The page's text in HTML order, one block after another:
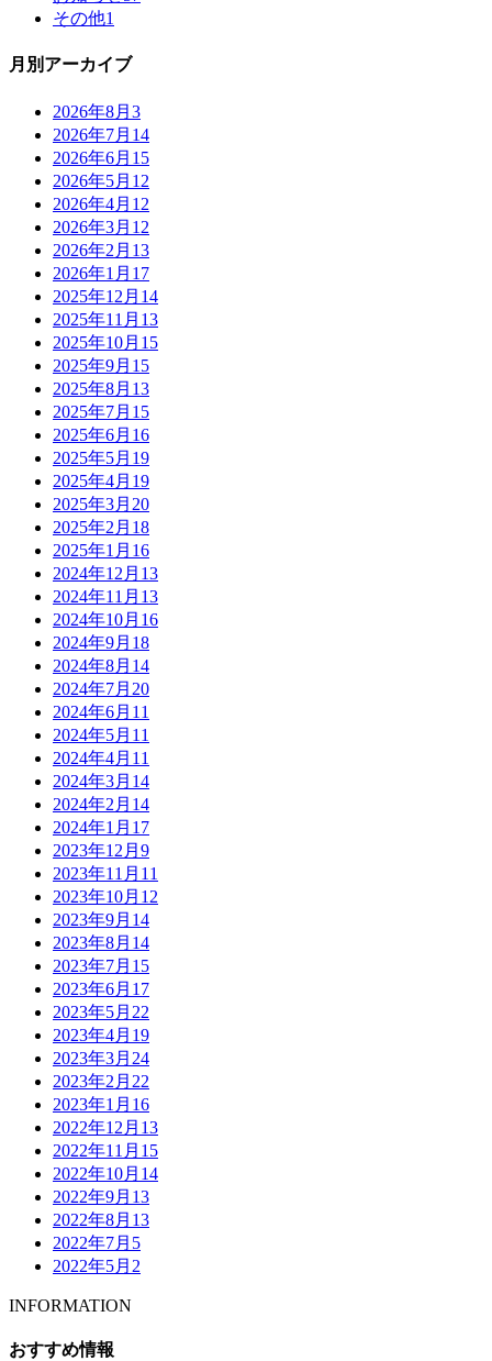
その他1
月別アーカイブ
2026年8月 3
2026年7月 14
2026年6月 15
2026年5月 12
2026年4月 12
2026年3月 12
2026年2月 13
2026年1月 17
2025年12月 14
2025年11月 13
2025年10月 15
2025年9月 15
2025年8月 13
2025年7月 15
2025年6月 16
2025年5月 19
2025年4月 19
2025年3月 20
2025年2月 18
2025年1月 16
2024年12月 13
2024年11月 13
2024年10月 16
2024年9月 18
2024年8月 14
2024年7月 20
2024年6月 11
2024年5月 11
2024年4月 11
2024年3月 14
2024年2月 14
2024年1月 17
2023年12月 9
2023年11月 11
2023年10月 12
2023年9月 14
2023年8月 14
2023年7月 15
2023年6月 17
2023年5月 22
2023年4月 19
2023年3月 24
2023年2月 22
2023年1月 16
2022年12月 13
2022年11月 15
2022年10月 14
2022年9月 13
2022年8月 13
2022年7月 5
2022年5月 2
INFORMATION
おすすめ情報